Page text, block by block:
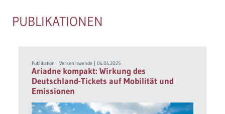
PUBLIKATIONEN
Publikation |Verkehrswende |04.04.2025
Ariadne kompakt: Wirkung des
Deutschland-Tickets auf Mobilität und
Emissionen